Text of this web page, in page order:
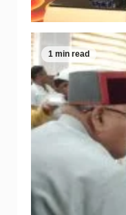
1 min read